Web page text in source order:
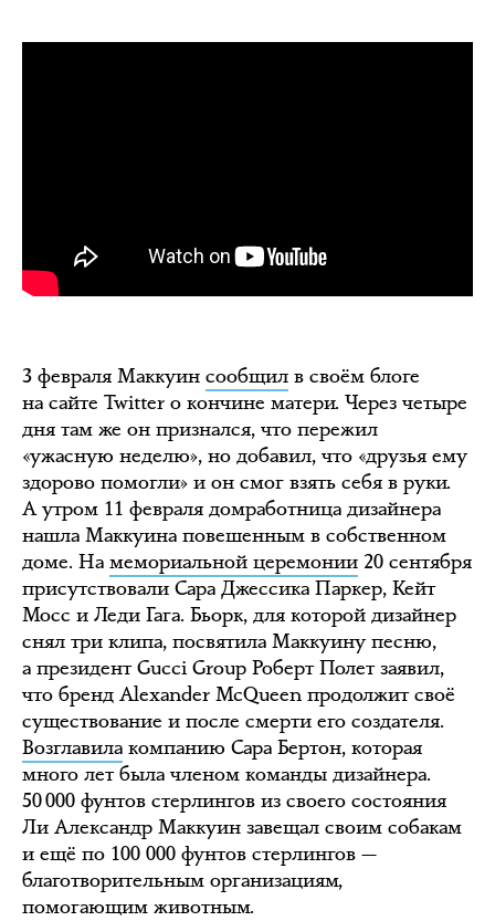
3 февраля Маккуин сообщил в своём блоге
на сайте Twitter о кончине матери. Через четыре
дня там же он признался, что пережил
«ужасную неделю», но добавил, что «друзья ему
здорово помогли» и он смог взять себя в руки.
А утром 11 февраля домработница дизайнера
нашла Маккуина повешенным в собственном
доме. На мемориальной церемонии 20 сентября
присутствовали Сара Джессика Паркер, Кейт
Мосс и Леди Гага. Бьорк, для которой дизайнер
снял три клипа, посвятила Маккуину песню,
а президент Gucci Group Роберт Полет заявил,
что бренд Alexander McQueen продолжит своё
существование и после смерти его создателя.
Возглавила компанию Сара Бертон, которая
много лет была членом команды дизайнера.
50 000 фунтов стерлингов из своего состояния
Ли Александр Маккуин завещал своим собакам
и ещё по 100 000 фунтов стерлингов —
благотворительным организациям,
помогающим животным.